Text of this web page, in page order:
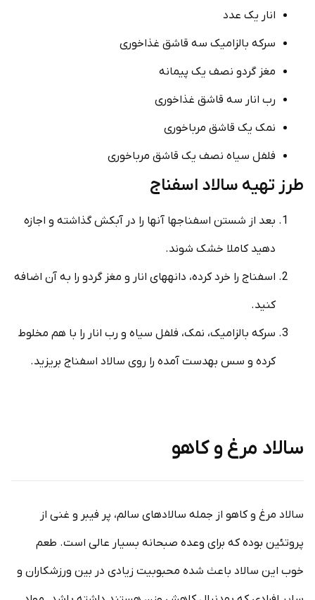
انار یک عدد
سرکه بالزامیک سه قاشق غذاخوری
مغز گردو نصف یک پیمانه
رب انار سه قاشق غذاخوری
نمک یک قاشق مرباخوری
فلفل سیاه نصف یک قاشق مرباخوری
طرز تهیه سالاد اسفناج
بعد از شستن اسفناج­ها آنها را در آبکش گذاشته و اجازه
دهید کاملا خشک شوند.
اسفناج را خرد کرده، دانه­های انار و مغز گردو را به آن اضافه
کنید.
سرکه بالزامیک، نمک، فلفل سیاه و رب انار را با هم مخلوط
کرده و سس به­دست آمده را روی سالاد اسفناج بریزید.
سالاد مرغ و کاهو
سالاد مرغ و کاهو از جمله سالادهای سالم، پر فیبر و غنی از
پروتئین بوده که برای وعده صبحانه بسیار عالی است. طعم
خوب این سالاد باعث شده محبوبیت زیادی در بین ورزشکاران و